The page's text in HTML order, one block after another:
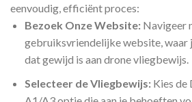
eenvoudig, efficiënt proces:
Bezoek Onze Website:Navigeer
gebruiksvriendelijke website, waar
dat gewijd is aan drone vliegbewijs.
Selecteer de Vliegbewijs:Kies de